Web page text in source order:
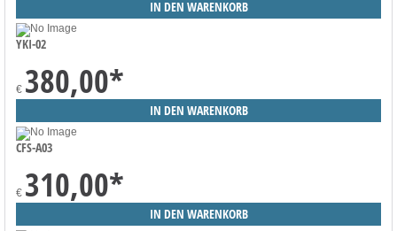
YKI-02
€ 380,00*
CFS-A03
€ 310,00*